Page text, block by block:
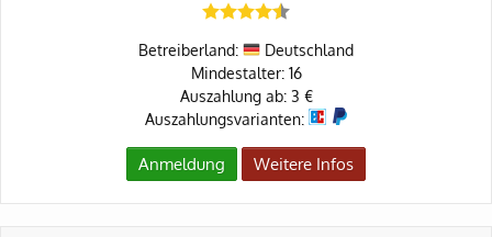
Betreiberland:
Deutschland
Mindestalter: 16
Auszahlung ab: 3 €
Auszahlungsvarianten:
Anmeldung Weitere Infos